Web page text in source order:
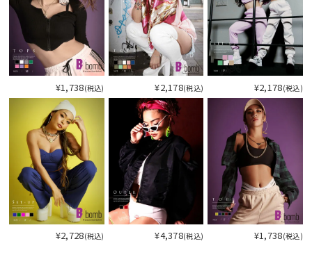
¥1,738(税込) ¥2,178(税込) ¥2,178(税込)
¥2,728(税込) ¥4,378(税込) ¥1,738(税込)